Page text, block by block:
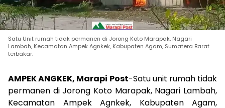
Satu Unit rumah tidak permanen di Jorong Koto Marapak, Nagari
Lambah, Kecamatan Ampek Agnkek, Kabupaten Agam, Sumatera Barat
terbakar.
AMPEK ANGKEK, Marapi Post-Satu unit rumah tidak
permanen di Jorong Koto Marapak, Nagari Lambah,
Kecamatan Ampek Agnkek, Kabupaten Agam,